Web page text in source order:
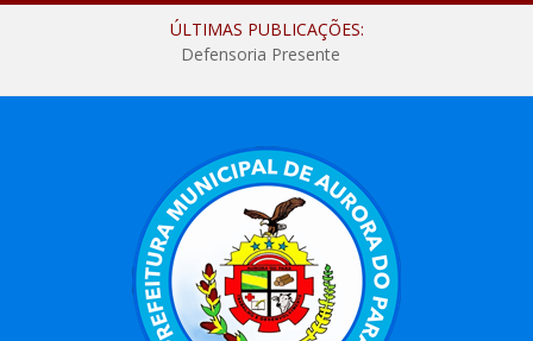
ÚLTIMAS PUBLICAÇÕES:
Defensoria Presente